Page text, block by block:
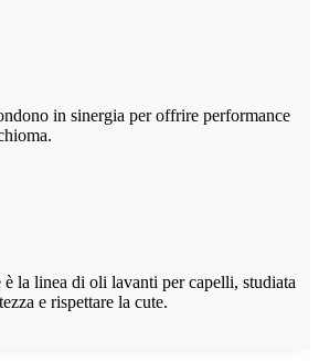
in sinergia per offrire performance
la linea di oli lavanti per capelli, studiata
e rispettare la cute.